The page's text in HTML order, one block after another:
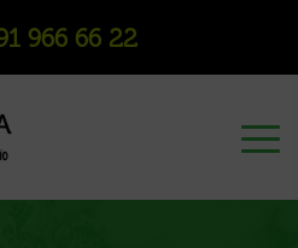
966 66 22